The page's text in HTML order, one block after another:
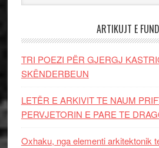
ARTIKUJT E
TRI POEZI PËR GJERGJ
SKËNDERBEUN
LETËR E ARKIVIT TE NAUM
PERVJETORIN E PARE TE
Oxhaku, nga elementi arkitektonik